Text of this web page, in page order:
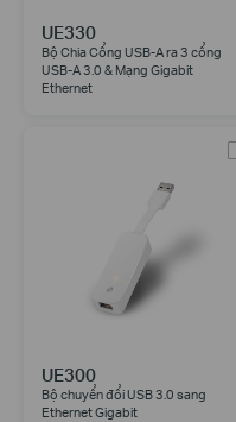
UE330
Bộ Chia Cổng USB-A ra 3 cổng
USB-A 3.0 & Mạng Gigabit
Ethernet
UE300
Bộ chuyển đổi USB 3.0 sang
Ethernet Gigabit